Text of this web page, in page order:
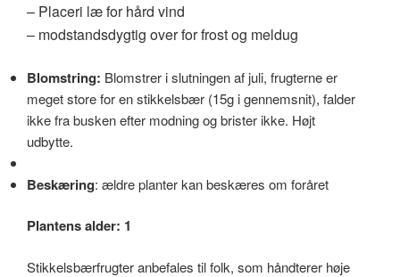
– Placeri læ for hård vind
– modstandsdygtig over for frost og meldug
Blomstring: Blomstrer i slutningen af juli, frugterne er
meget store for en stikkelsbær (15g i gennemsnit), falder
ikke fra busken efter modning og brister ikke. Højt
udbytte.
Beskæring: ældre planter kan beskæres om foråret
Plantens alder: 1
Stikkelsbærfrugter anbefales til folk, som håndterer høje